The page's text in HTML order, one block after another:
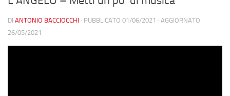
DI ANTONIO BACCIOCCHI · PUBBLICATO 01/06/2021 · AGGIORNATO
26/05/2021